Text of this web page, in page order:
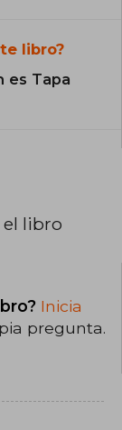
libro?
es Tapa
el libro
Inicia
pregunta.